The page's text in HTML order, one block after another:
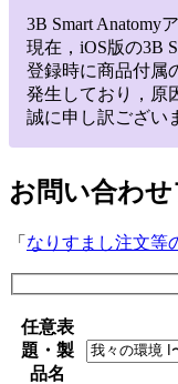
3B Smart Anatomy
現在，iOS版の3B
登録時に商品付属
発生しており，原
誠に申し訳ござい
お問い合わ
「 なりすまし注文等
任意表
題・製
品名